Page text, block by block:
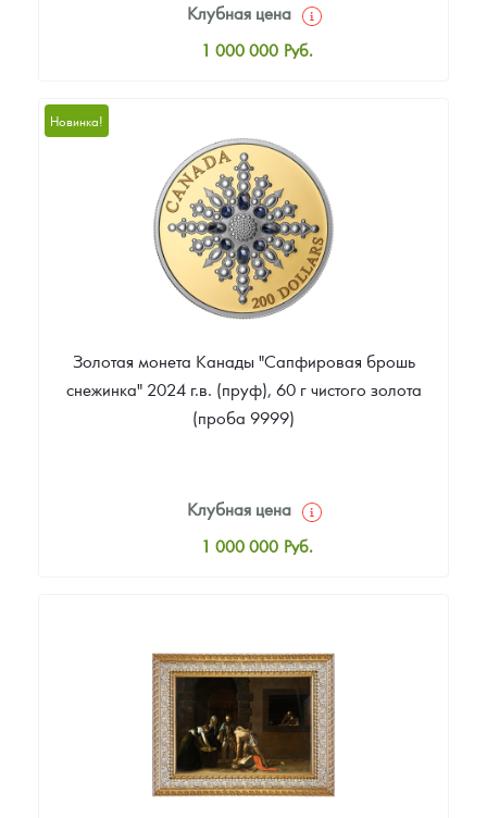
Клубная цена
1 000 000 Руб.
Цена выкупа
Звоните
Новинка!
Золотая монета Канады "Сапфировая брошь
снежинка" 2024 г.в. (пруф), 60 г чистого золота
(проба 9999)
Клубная цена
1 000 000 Руб.
Звоните